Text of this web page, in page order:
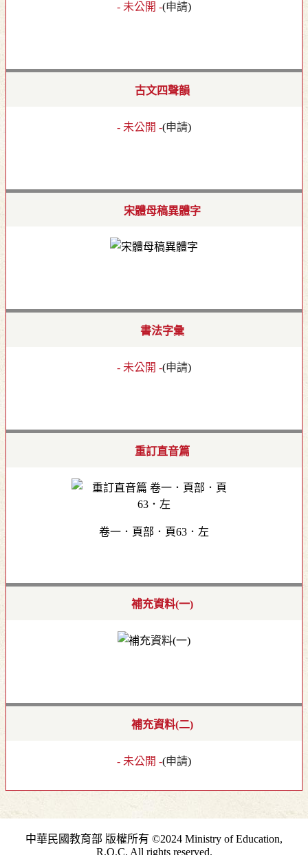
- 未公開 -(申請)
古文四聲韻
- 未公開 -(申請)
宋體母稿異體字
書法字彙
- 未公開 -(申請)
重訂直音篇
卷一．頁部．頁63．左
補充資料(一)
補充資料(二)
- 未公開 -(申請)
中華民國教育部 版權所有 ©2024 Ministry of Education,
R.O.C. All rights reserved.